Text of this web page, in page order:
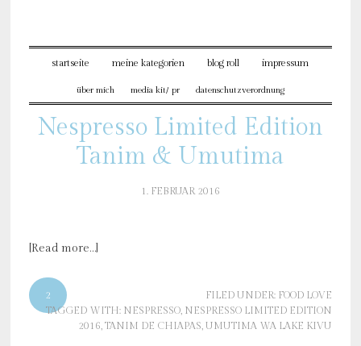
startseite meine kategorien blog roll impressum
über mich media kit/ pr datenschutzverordnung
Nespresso Limited Edition
Tanim & Umutima
1. FEBRUAR 2016
[Read more…]
2 FILED UNDER: FOOD LOVE
TAGGED WITH: NESPRESSO, NESPRESSO LIMITED EDITION
2016,TANIM DE CHIAPAS,UMUTIMA WA LAKE KIVU